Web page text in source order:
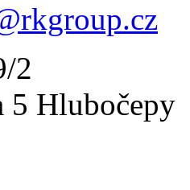
2
5 Hlubočepy